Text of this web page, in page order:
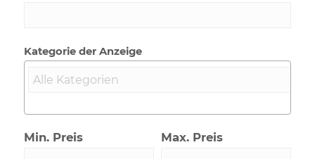
Kategorie der Anzeige
Min. Preis Max. Preis